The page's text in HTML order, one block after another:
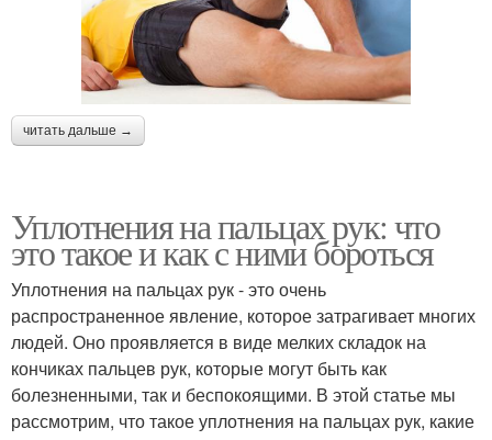
читать дальше →
Уплотнения на пальцах рук: что
это такое и как с ними бороться
Уплотнения на пальцах рук - это очень
распространенное явление, которое затрагивает многих
людей. Оно проявляется в виде мелких складок на
кончиках пальцев рук, которые могут быть как
болезненными, так и беспокоящими. В этой статье мы
рассмотрим, что такое уплотнения на пальцах рук, какие